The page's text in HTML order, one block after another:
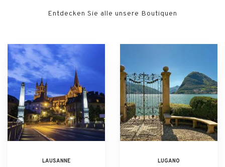
Entdecken Sie alle unsere Boutiquen
LAUSANNE LUGANO